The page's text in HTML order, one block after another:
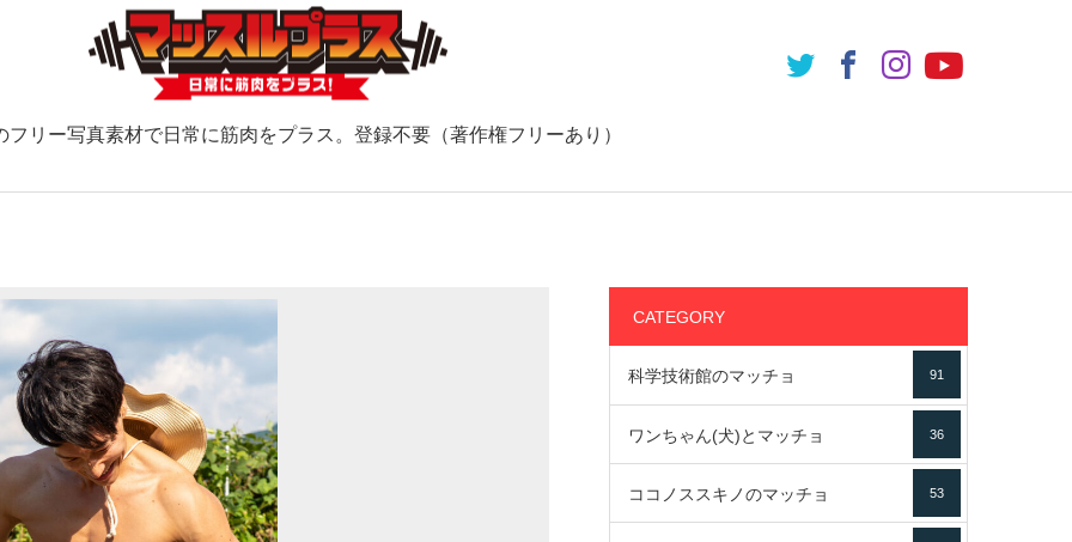
フリー写真素材で日常に筋肉をプラス。登録不要（著作権フリーあり）
CATEGORY
科学技術館のマッチョ 91
ワンちゃん(犬)とマッチョ 36
ココノススキノのマッチョ 53